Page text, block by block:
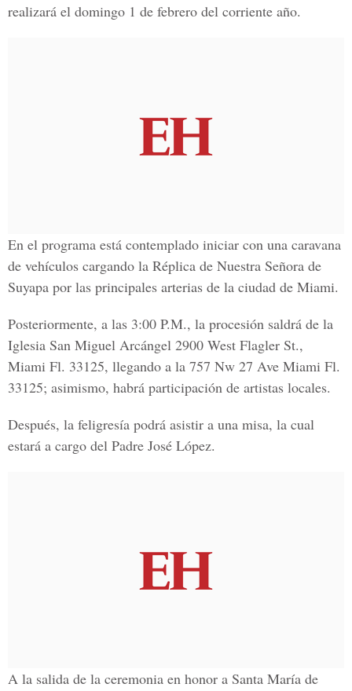
realizará el domingo 1 de febrero del corriente año.
En el programa está contemplado iniciar con una caravana
de vehículos cargando la Réplica de Nuestra Señora de
Suyapa por las principales arterias de la ciudad de Miami.
Posteriormente, a las 3:00 P.M., la procesión saldrá de la
Iglesia San Miguel Arcángel 2900 West Flagler St.,
Miami Fl. 33125, llegando a la 757 Nw 27 Ave Miami Fl.
33125; asimismo, habrá participación de artistas locales.
Después, la feligresía podrá asistir a una misa, la cual
estará a cargo del Padre José López.
A la salida de la ceremonia en honor a Santa María de